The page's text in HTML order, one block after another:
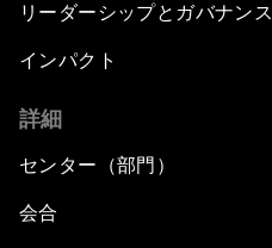
リーダーシップとガバナンス
インパクト
詳細
センター（部門）
会合